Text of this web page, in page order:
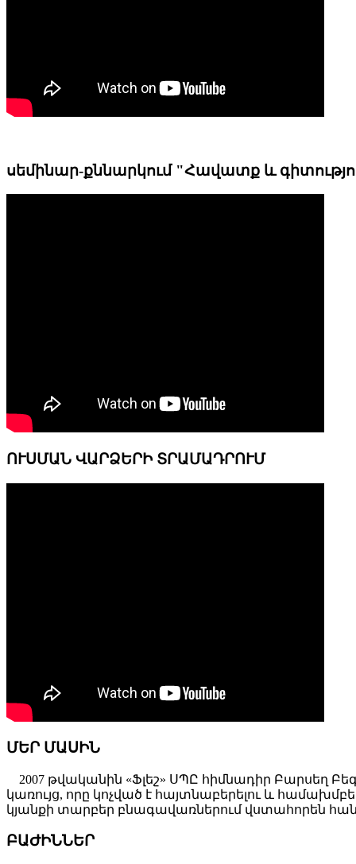
սեմինար-քննարկում "Հավատք և
ՈՒՍՄԱՆ ՎԱՐՁԵՐԻ ՏՐԱՄԱԴՐՈՒՄ
ՄԵՐ ՄԱՍԻՆ
2007 թվականին «Ֆլեշ» ՍՊԸ հիմնադիր Բարսեղ
կառույց, որը կոչված է հայտնաբերելու և
կյանքի տարբեր բնագավառներում վստահորեն
ԲԱԺԻՆՆԵՐ